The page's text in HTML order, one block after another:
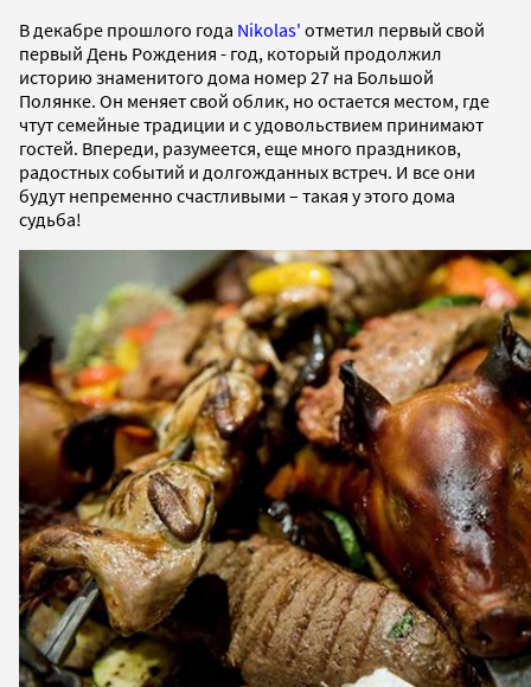
В декабре прошлого года Nikolas' отметил первый свой
первый День Рождения - год, который продолжил
историю знаменитого дома номер 27 на Большой
Полянке. Он меняет свой облик, но остается местом, где
чтут семейные традиции и с удовольствием принимают
гостей. Впереди, разумеется, еще много праздников,
радостных событий и долгожданных встреч. И все они
будут непременно счастливыми – такая у этого дома
судьба!